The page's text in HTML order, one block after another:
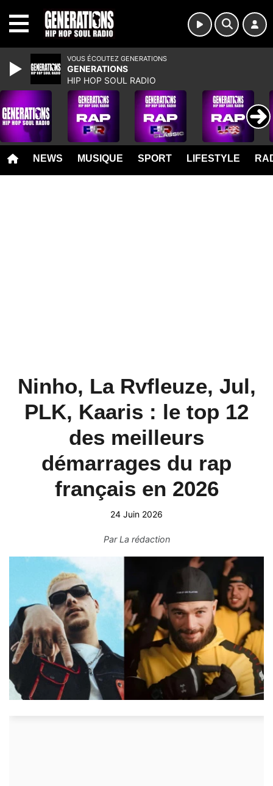
NEWS MUSIQUE SPORT LIFESTYLE
Ninho, La Rvfleuze, Jul,
PLK, Kaaris : le top 12
des meilleurs
démarrages du rap
français en 2026
24 Juin 2026
ParLa rédaction
VOUS ÉCOUTEZ GENERATIONS
GENERATIONS
HIP HOP SOUL RADIO